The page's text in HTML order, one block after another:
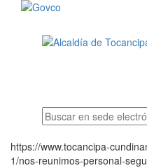
https://www.tocancipa-
1/nos-reunimos-personal-